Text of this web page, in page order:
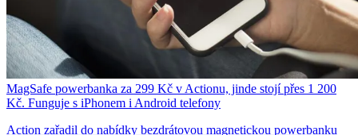
MagSafe powerbanka za 299 Kč v Actionu, jinde stojí přes 1 200
Kč. Funguje s iPhonem i Android telefony
Action zařadil do nabídky bezdrátovou magnetickou powerbanku